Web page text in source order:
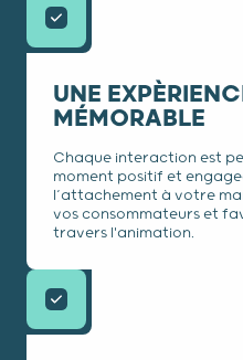
UNE
MÉMORABLE
Chaque interaction est
moment positif et
l’attachement à votre
vos consommateurs et
travers l'animation.